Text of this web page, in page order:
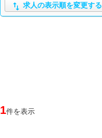
 求人の表示順を変更する
1件を表示